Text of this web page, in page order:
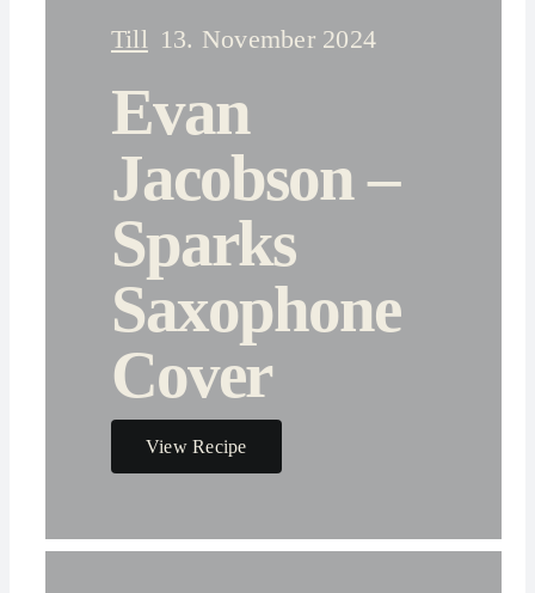
Till 13. November 2024
Evan
Jacobson –
Sparks
Saxophone
Cover
View Recipe